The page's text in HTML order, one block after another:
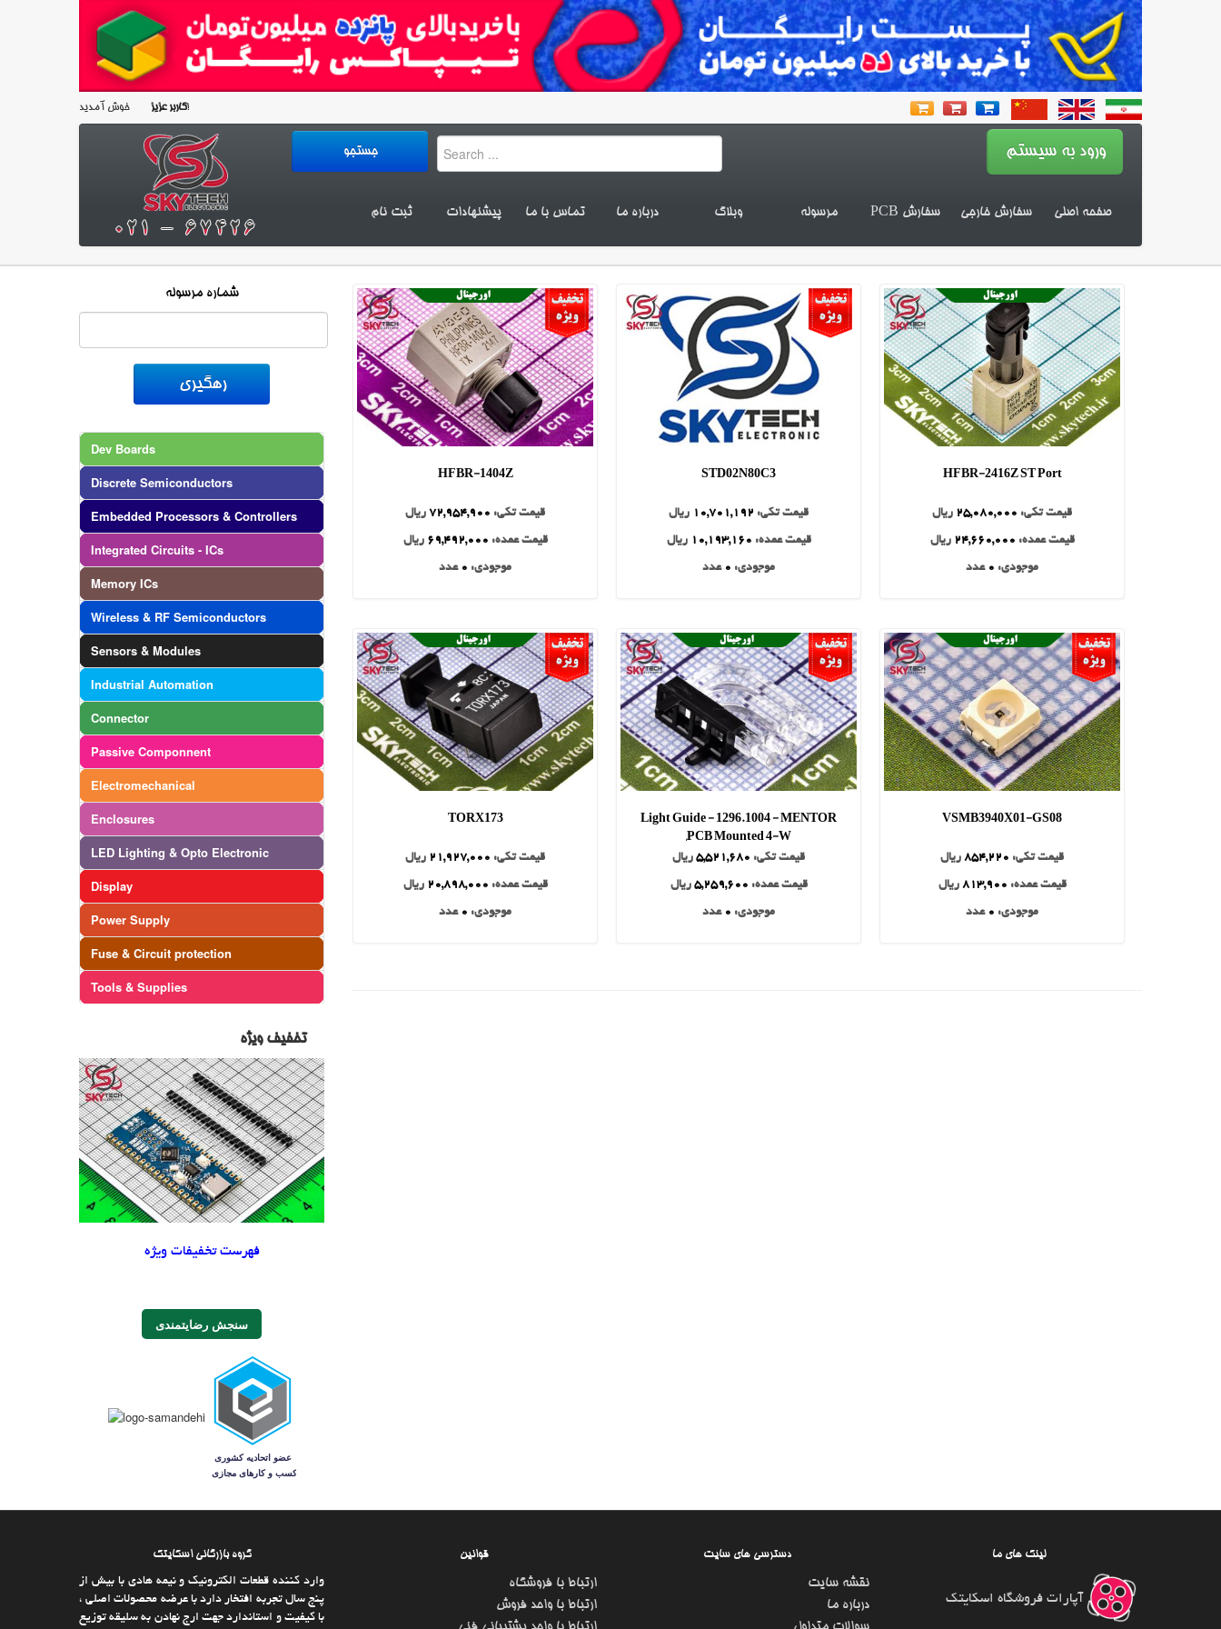
کاربر عزیزخوش آمدید!
صفحه اصلی سفارش خارجی سفارش PCB مرسوله وبلاگ درباره ما تماس با ما پیشنهادات ثبت نام
شماره مرسوله
Dev Boards
Discrete Semiconductors
Embedded Processors & Controllers
Integrated Circuits - ICs
Memory ICs
Wireless & RF Semiconductors
Sensors & Modules
Industrial Automation
Connector
Passive Componnent
Electromechanical
Enclosures
LED Lighting & Opto Electronic
Display
Power Supply
Fuse & Circuit protection
Tools & Supplies
تخفیف ویژه
فهرست تخفیفات ویژه
سنجش رضایتمندی
HFBR-2416Z ST Port
قیمت تکی: 25,080,000 ریال
قیمت عمده: 24,660,000 ریال
موجودی: 0 عدد
STD02N80C3
قیمت تکی: 10,701,192 ریال
قیمت عمده: 10,193,160 ریال
موجودی: 0 عدد
HFBR-1404Z
قیمت تکی: 72,954,900 ریال
قیمت عمده: 69,492,000 ریال
موجودی: 0 عدد
VSMB3940X01-GS08
قیمت تکی: 854,220 ریال
قیمت عمده: 813,900 ریال
موجودی: 0 عدد
Light Guide - 1296.1004 - MENTOR
,PCB Mounted 4-W
قیمت تکی: 5,521,680 ریال
قیمت عمده: 5,259,600 ریال
موجودی: 0 عدد
TORX173
قیمت تکی: 21,927,000 ریال
قیمت عمده: 20,898,000 ریال
موجودی: 0 عدد
گروه بازرگانی اسکایتک
وارد كننده قطعات الکترونیک و نیمه هادی با بیش از
پنج سال تجربه افتخار دارد با عرضه محصولات اصلی ،
با كیفیت و استاندارد جهت ارج نهادن به سلیقه توزیع
قوانین
ارتباط با فروشگاه
ارتباط با واحد فروش
دسترسی های سایت
نقشه سایت
درباره ما
لینک های ما
آپارات فروشگاه اسکایتک